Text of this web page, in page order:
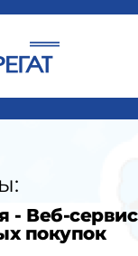
- Веб-сервис
покупок